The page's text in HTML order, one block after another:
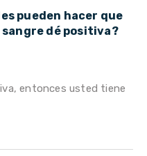
pueden hacer que
sangre dé positiva?
entonces usted tiene